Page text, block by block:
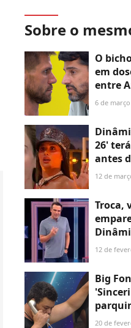
Sobre o
O
em
entre
6 de
26'
antes
capaz
12 de
Troca,
26’
jogo
12 de
Big
20 de